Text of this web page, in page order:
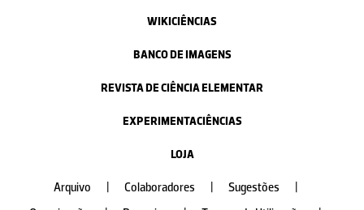
WIKICIÊNCIAS
BANCO DE IMAGENS
REVISTA DE CIÊNCIA ELEMENTAR
EXPERIMENTACIÊNCIAS
LOJA
Arquivo Colaboradores Sugestões